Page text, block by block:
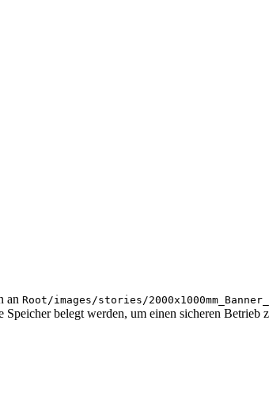
an Root/images/stories/
belegt werden, um einen sicheren Betrieb